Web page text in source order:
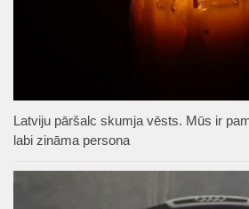
Latviju pāršalc skumja vēsts. Mūs ir
labi zināma persona